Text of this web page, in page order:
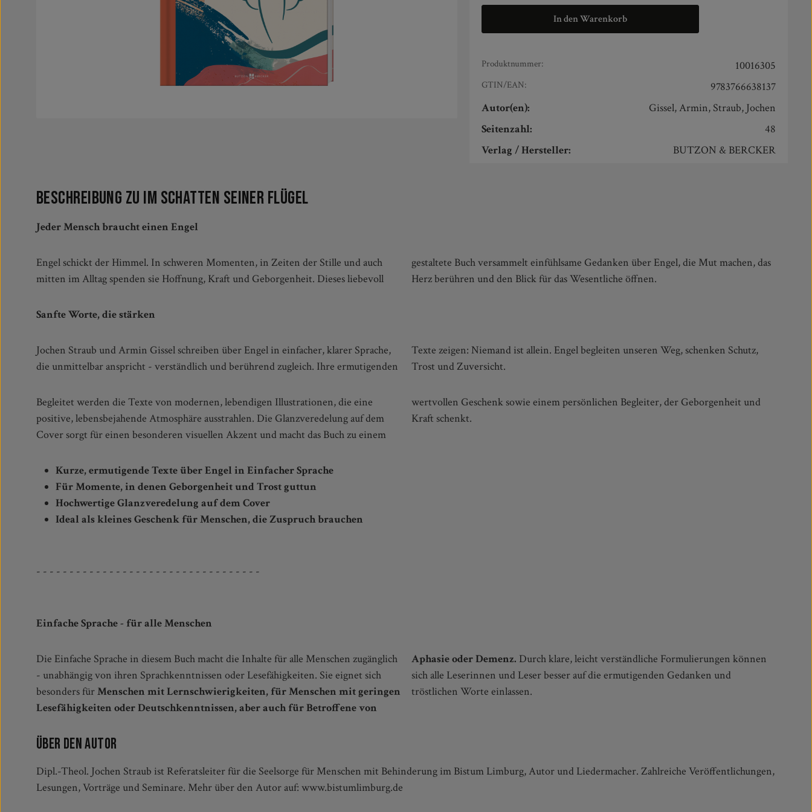
In den Warenkorb
Produktnummer: 10016305
GTIN/EAN:
9783766638137
Autor(en):
Gissel, Armin, Straub, Jochen
Seitenzahl:
48
Verlag / Hersteller:
BUTZON & BERCKER
Beschreibung zu Im Schatten seiner Flügel
Jeder Mensch braucht einen Engel
Engel schickt der Himmel. In schweren Momenten, in Zeiten der Stille und auch
mitten im Alltag spenden sie Hoffnung, Kraft und Geborgenheit. Dieses liebevoll
gestaltete Buch versammelt einfühlsame Gedanken über Engel, die Mut machen, das
Herz berühren und den Blick für das Wesentliche öffnen.
Sanfte Worte, die stärken
Jochen Straub und Armin Gissel schreiben über Engel in einfacher, klarer Sprache,
die unmittelbar anspricht - verständlich und berührend zugleich. Ihre ermutigenden
Texte zeigen: Niemand ist allein. Engel begleiten unseren Weg, schenken Schutz,
Trost und Zuversicht.
Begleitet werden die Texte von modernen, lebendigen Illustrationen, die eine
positive, lebensbejahende Atmosphäre ausstrahlen. Die Glanzveredelung auf dem
Cover sorgt für einen besonderen visuellen Akzent und macht das Buch zu einem
wertvollen Geschenk sowie einem persönlichen Begleiter, der Geborgenheit und
Kraft schenkt.
Kurze, ermutigende Texte über Engel in Einfacher Sprache
Für Momente, in denen Geborgenheit und Trost guttun
Hochwertige Glanzveredelung auf dem Cover
Ideal als kleines Geschenk für Menschen, die Zuspruch brauchen
- - - - - - - - - - - - - - - - - - - - - - - - - - - - - - - - - -
Einfache Sprache - für alle Menschen
Die Einfache Sprache in diesem Buch macht die Inhalte für alle Menschen zugänglich
- unabhängig von ihren Sprachkenntnissen oder Lesefähigkeiten. Sie eignet sich
besonders fürMenschen mit Lernschwierigkeiten, für Menschen mit geringen
Lesefähigkeiten oder Deutschkenntnissen, aber auch für Betroffene von
Aphasie oder Demenz. Durch klare, leicht verständliche Formulierungen können
sich alle Leserinnen und Leser besser auf die ermutigenden Gedanken und
tröstlichen Worte einlassen.
Über den Autor
Dipl.-Theol. Jochen Straub ist Referatsleiter für die Seelsorge für Menschen mit Behinderung im Bistum Limburg, Autor und Liedermacher. Zahlreiche Veröffentlichungen,
Lesungen, Vorträge und Seminare. Mehr über den Autor auf: www.bistumlimburg.de